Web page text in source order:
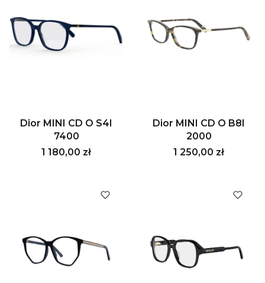
Dior MINI CD O S4I
7400
Cena
1 180,00 zł
Dior MINI CD O B8I
2000
Cena
1 250,00 zł